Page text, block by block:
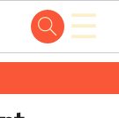
☰